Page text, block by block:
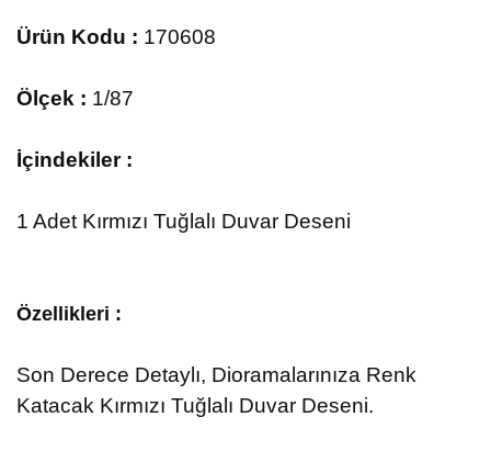
Ürün Kodu : 170608
Ölçek : 1/87
İçindekiler :
1 Adet Kırmızı Tuğlalı Duvar Deseni
Özellikleri :
Son Derece Detaylı, Dioramalarınıza Renk
Katacak Kırmızı Tuğlalı Duvar Deseni.